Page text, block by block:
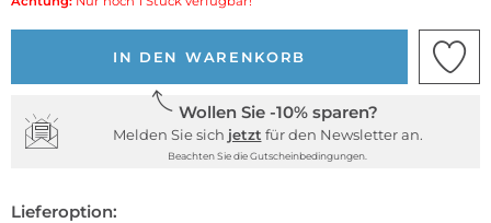
IN DEN WARENKORB
Wollen Sie -10% sparen?
Melden Sie sich jetzt für den Newsletter an.
Beachten Sie die Gutscheinbedingungen.
Lieferoption: